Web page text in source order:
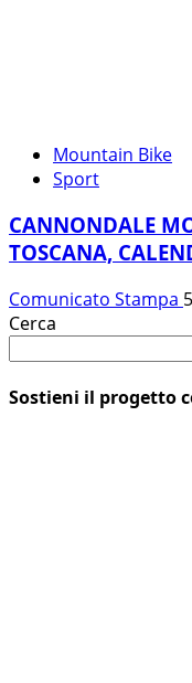
Mountain Bike
Sport
CANNONDALE
TOSCANA,
Comunicato Stampa
Cerca
Sostieni il progetto